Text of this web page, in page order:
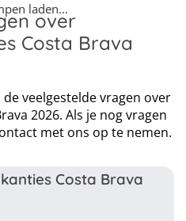
laden…
over
Costa Brava
veelgestelde vragen over
2026. Als je nog vragen
met ons op te nemen.
Costa Brava